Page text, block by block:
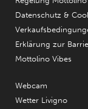
Datenschutz &
Erklärung zur
Mottolino Vibes
Webcam
Wetter Livigno